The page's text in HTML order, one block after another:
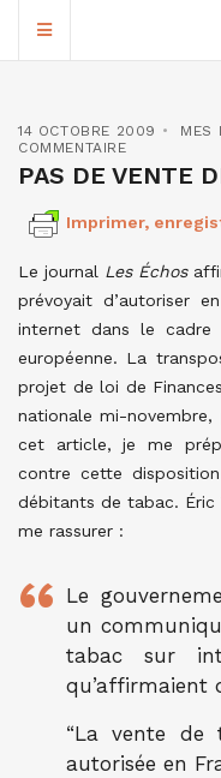
14 OCTOBRE 2009 MES
COMMENTAIRE
PAS DE VENTE
Imprimer,
Le journal Les Échos
prévoyait d’autoriser
internet dans le cadre
européenne. La
projet de loi de
nationale mi-
cet article, je me
contre cette
débitants de tabac. Éric
me rassurer :
Le
un
tabac sur
qu’affirmaient
“La vente de
autorisée en